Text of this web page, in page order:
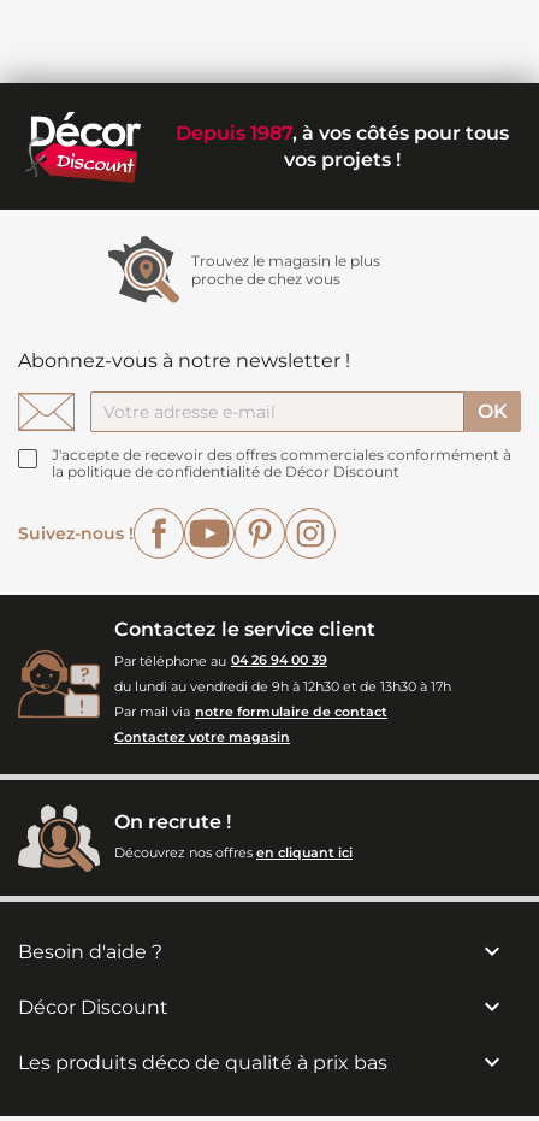
Depuis 1987, à vos côtés pour tous
vos projets !
Trouvez le magasin le plus
proche de chez vous
Abonnez-vous à notre newsletter !
J'accepte de recevoir des offres commerciales conformément à
la politique de confidentialité de Décor Discount
Suivez-nous !
FacebookYouTubePinterest
Contactez le service client
Par téléphone au 04 26 94 00 39
du lundi au vendredi de 9h à 12h30 et de 13h30 à 17h
Par mail via notre formulaire de contact
Contactez votre magasin
On recrute !
Découvrez nos offres en cliquant ici
Besoin d'aide ? 
Décor Discount 
Les produits déco de qualité à prix bas 